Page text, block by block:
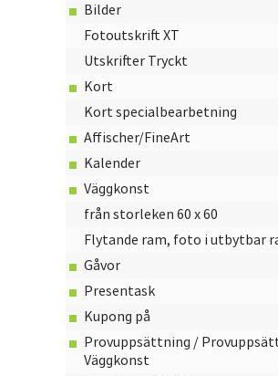
Bilder
Fotoutskrift XT
Utskrifter Tryckt
Kort
Kort specialbearbetning
Affischer/FineArt
Kalender
Väggkonst
från storleken 60 x 60
Flytande ram, foto i utbytbar
Gåvor
Presentask
Kupong på
Provuppsättning /
Väggkonst